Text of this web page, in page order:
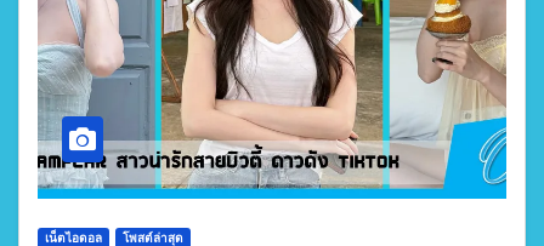
เน็ตไอดอล โพสต์ล่าสุด